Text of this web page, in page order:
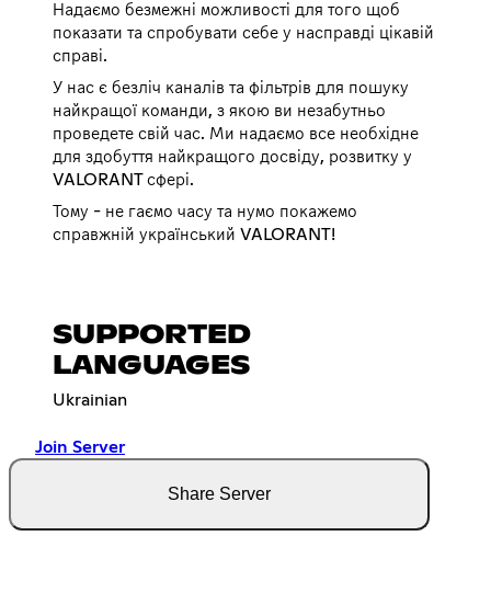
Надаємо безмежні можливості для того щоб
показати та спробувати себе у насправді цікавій
справі.
У нас є безліч каналів та фільтрів для пошуку
найкращої команди, з якою ви незабутньо
проведете свій час. Ми надаємо все необхідне
для здобуття найкращого досвіду, розвитку у
VALORANT сфері.
Тому - не гаємо часу та нумо покажемо
справжній український VALORANT!
SUPPORTED
LANGUAGES
Ukrainian
Join Server
Share Server